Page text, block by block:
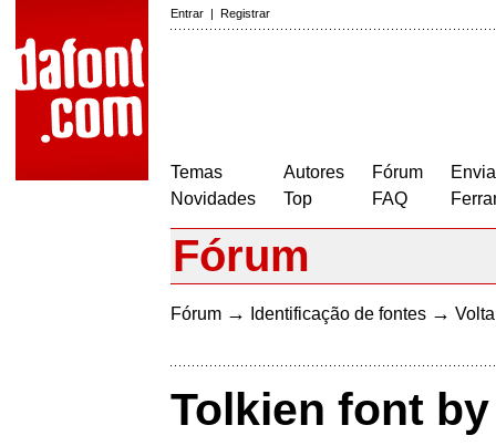
Entrar | Registrar
Temas
Novidades
Autores
Top
Fórum
FAQ
Fórum
Fórum → Identificação de fontes →
Tolkien font